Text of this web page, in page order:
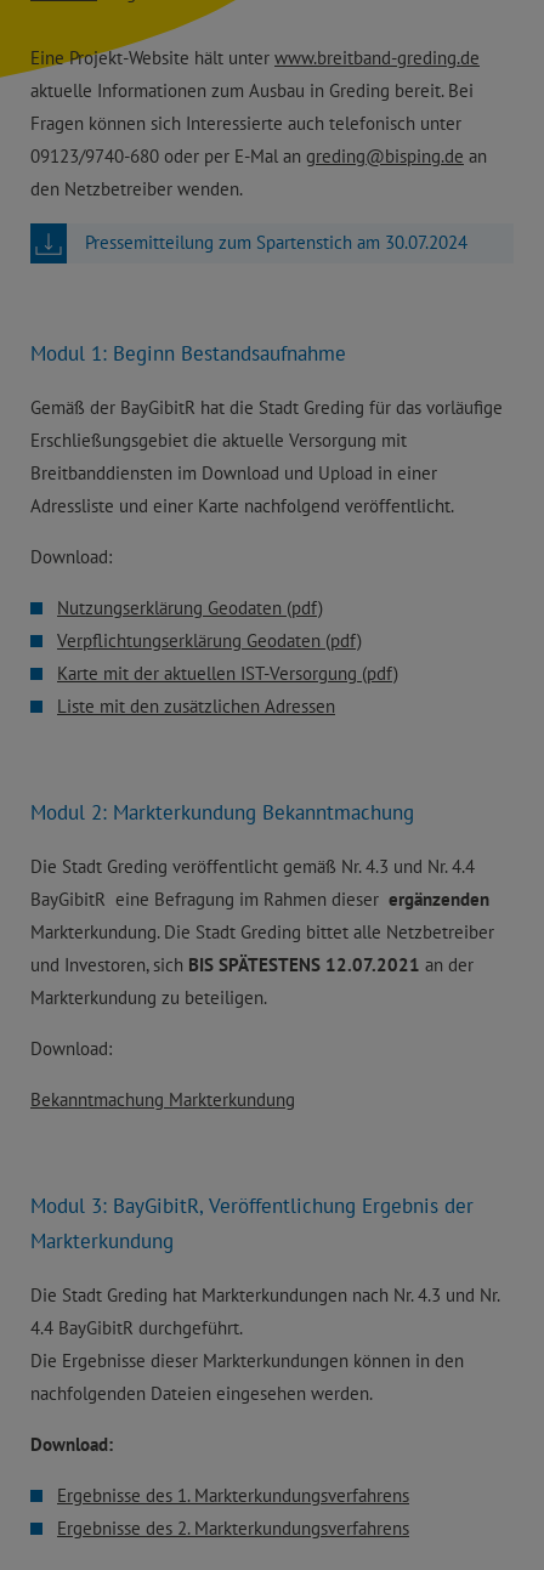
Eine Projekt-Website hält unter www.breitband-greding.de
aktuelle Informationen zum Ausbau in Greding bereit. Bei
Fragen können sich Interessierte auch telefonisch unter
09123/9740-680 oder per E-Mal an greding@bisping.de an
den Netzbetreiber wenden.
Pressemitteilung zum Spartenstich am 30.07.2024
Modul 1: Beginn Bestandsaufnahme
Gemäß der BayGibitR hat die Stadt Greding für das vorläufige
Erschließungsgebiet die aktuelle Versorgung mit
Breitbanddiensten im Download und Upload in einer
Adressliste und einer Karte nachfolgend veröffentlicht.
Download:
Nutzungserklärung Geodaten (pdf)
Verpflichtungserklärung Geodaten (pdf)
Karte mit der aktuellen IST-Versorgung (pdf)
Liste mit den zusätzlichen Adressen
Modul 2: Markterkundung Bekanntmachung
Die Stadt Greding veröffentlicht gemäß Nr. 4.3 und Nr. 4.4
BayGibitR eine Befragung im Rahmen dieser ergänzenden
Markterkundung. Die Stadt Greding bittet alle Netzbetreiber
und Investoren, sich BIS SPÄTESTENS 12.07.2021 an der
Markterkundung zu beteiligen.
Download:
Bekanntmachung Markterkundung
Modul 3: BayGibitR, Veröffentlichung Ergebnis der
Markterkundung
Die Stadt Greding hat Markterkundungen nach Nr. 4.3 und Nr.
4.4 BayGibitR durchgeführt.
Die Ergebnisse dieser Markterkundungen können in den
nachfolgenden Dateien eingesehen werden.
Download:
Ergebnisse des 1. Markterkundungsverfahrens
Ergebnisse des 2. Markterkundungsverfahrens